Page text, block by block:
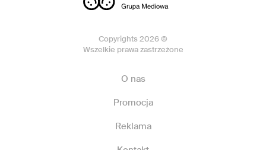
Copyrights 2026 ©
Wszelkie prawa zastrzeżone
O nas
Promocja
Reklama